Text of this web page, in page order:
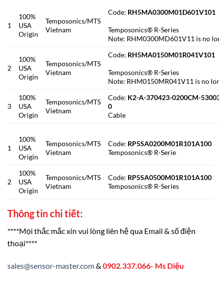
1
100%
USA
Origin
Temposonics/MTS
Vietnam
Code:
Temposonics® R-Series
Note: RHM0300MD601V11 is no
2
100%
USA
Origin
Temposonics/MTS
Vietnam
Code:
Temposonics® R-Series
Note: RHM0150MR041V11 is no
3
100%
USA
Origin
Temposonics/MTS
Vietnam
Code: K2-A-370423-0200CM-
0
Cable
1
100%
USA
Origin
Temposonics/MTS
Vietnam
Code: RP5SA0200M01R101A100
Temposonics® R-Serie
2
100%
USA
Origin
Temposonics/MTS
Vietnam
Code: RP5SA0500M01R101A100
Temposonics® R-Series
Thông tin chi tiết:
****Mọi thắc mắc xin vui lòng liên hệ qua Email & số điện
thoại****
sales@sensor-master.com& 0902.337.066- Ms Diệu